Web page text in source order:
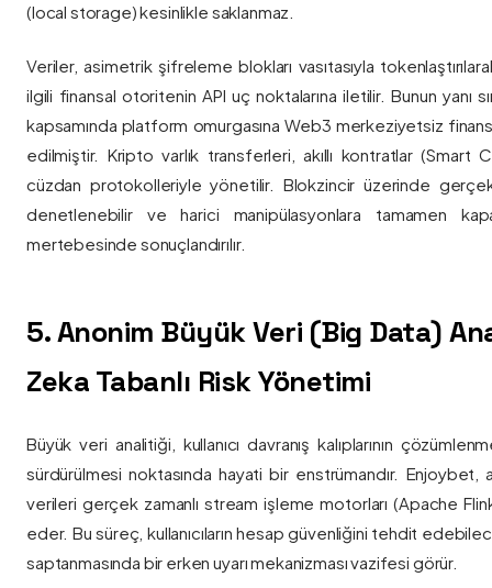
(local storage) kesinlikle saklanmaz.
Veriler, asimetrik şifreleme blokları vasıtasıyla
ilgili finansal otoritenin API uç noktalarına iletilir. Bunun yanı
kapsamında platform omurgasına Web3 merkeziyetsiz
edilmiştir. Kripto varlık transferleri, akıllı kontratlar (Smart
cüzdan protokolleriyle yönetilir. Blokzincir üzerinde
denetlenebilir ve harici manipülasyonlara tamamen
mertebesinde sonuçlandırılır.
5. Anonim Büyük Veri (Big Data)
Zeka Tabanlı Risk Yönetimi
Büyük veri analitiği, kullanıcı davranış kalıplarının
sürdürülmesi noktasında hayati bir enstrümandır. Enjoybet,
verileri gerçek zamanlı stream işleme motorları (Apache Flink
eder. Bu süreç, kullanıcıların hesap güvenliğini tehdit
saptanmasında bir erken uyarı mekanizması vazifesi görür.